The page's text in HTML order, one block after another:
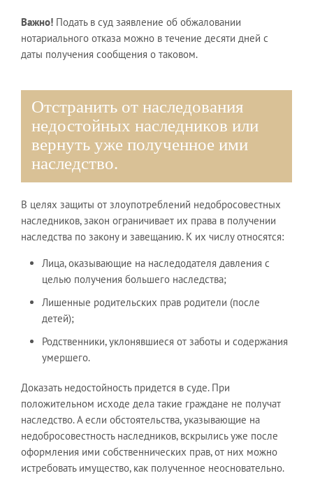
Важно! Подать в суд заявление об обжаловании
нотариального отказа можно в течение десяти дней с
даты получения сообщения о таковом.
Отстранить от наследования
недостойных наследников или
вернуть уже полученное ими
наследство.
В целях защиты от злоупотреблений недобросовестных
наследников, закон ограничивает их права в получении
наследства по закону и завещанию. К их числу относятся:
Лица, оказывающие на наследодателя давления с
целью получения большего наследства;
Лишенные родительских прав родители (после
детей);
Родственники, уклонявшиеся от заботы и содержания
умершего.
Доказать недостойность придется в суде. При
положительном исходе дела такие граждане не получат
наследство. А если обстоятельства, указывающие на
недобросовестность наследников, вскрылись уже после
оформления ими собственнических прав, от них можно
истребовать имущество, как полученное неосновательно.